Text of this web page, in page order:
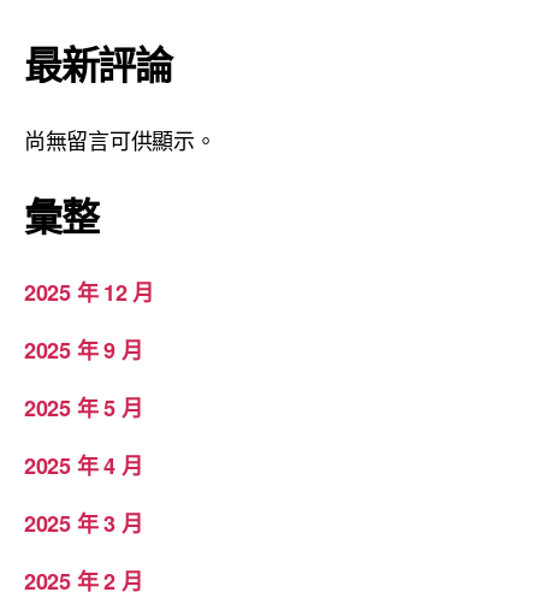
最新評論
尚無留言可供顯示。
彙整
2025 年 12 月
2025 年 9 月
2025 年 5 月
2025 年 4 月
2025 年 3 月
2025 年 2 月